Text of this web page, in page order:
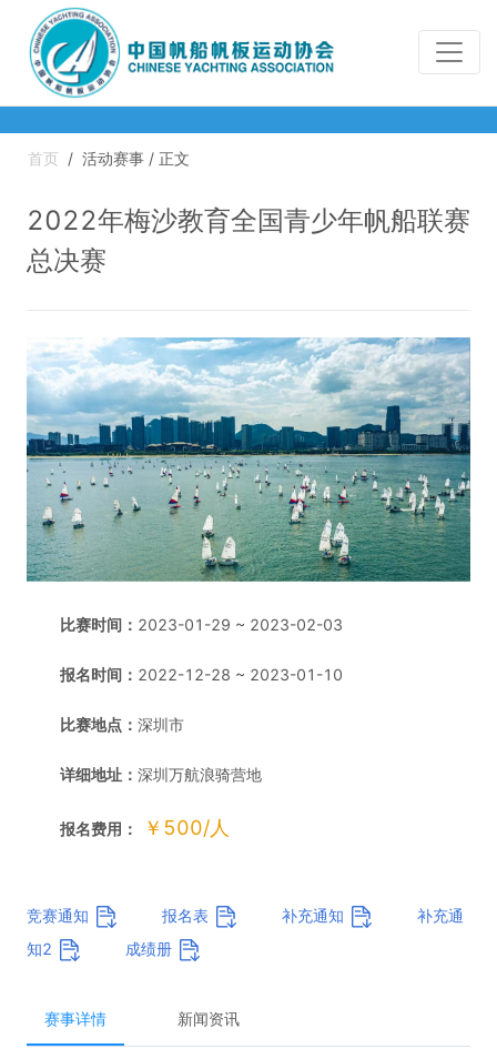
首页 / 活动赛事 / 正文
2022年梅沙教育全国青少年帆船联赛
总决赛
比赛时间： 2023-01-29 ~ 2023-02-03
报名时间： 2022-12-28 ~ 2023-01-10
比赛地点： 深圳市
详细地址： 深圳万航浪骑营地
报名费用： ￥500/人
竞赛通知 报名表 补充通知
补充通
知2
成绩册
赛事详情 新闻资讯